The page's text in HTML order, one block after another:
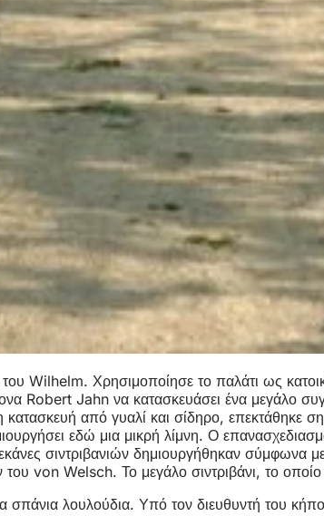
Wilhelm. Χρησιμοποίησε το παλάτι ως
Robert Jahn να κατασκευάσει ένα μεγάλο
από γυαλί και σίδηρο, επεκτάθηκε
εδώ μια μικρή λίμνη. Ο
σιντριβανιών δημιουργήθηκαν
von Welsch. Το μεγάλο σιντριβάνι, το οποίο
σπάνια λουλούδια. Υπό τον διευθυντή του